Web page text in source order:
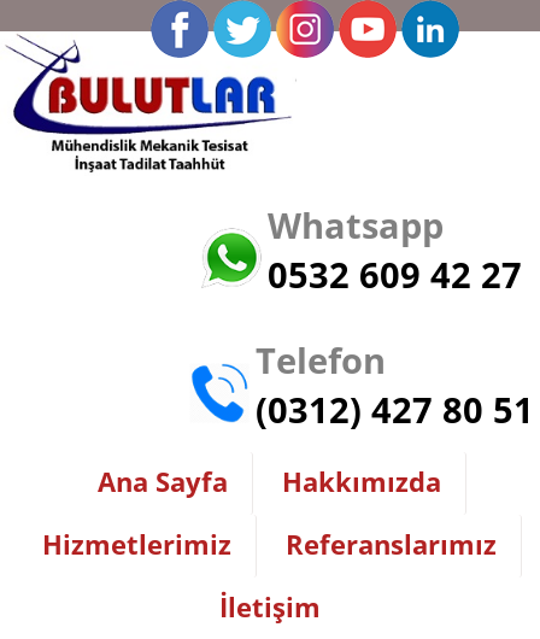
Whatsapp
0532 609 42 27
Telefon
(0312) 427 80 51
Ana Sayfa
Hakkımızda
Hizmetlerimiz
Referanslarımız
İletişim